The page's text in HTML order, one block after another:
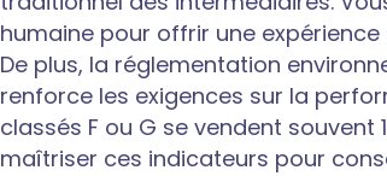
humaine pour offrir une expérience
De plus, la réglementation
renforce les exigences sur la
classés F ou G se vendent souvent
maîtriser ces indicateurs pour